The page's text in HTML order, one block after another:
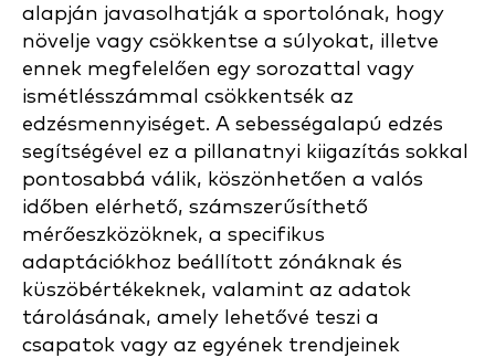
alapján javasolhatják a sportolónak, hogy
növelje vagy csökkentse a súlyokat, illetve
ennek megfelelően egy sorozattal vagy
ismétlésszámmal csökkentsék az
edzésmennyiséget. A sebességalapú edzés
segítségével ez a pillanatnyi kiigazítás sokkal
pontosabbá válik, köszönhetően a valós
időben elérhető, számszerűsíthető
mérőeszközöknek, a specifikus
adaptációkhoz beállított zónáknak és
küszöbértékeknek, valamint az adatok
tárolásának, amely lehetővé teszi a
csapatok vagy az egyének trendjeinek